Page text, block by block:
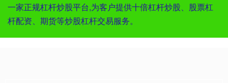
一家正规杠杆炒股平台,为客户提供十倍杠杆炒股、股票杠
杆配资、期货等炒股杠杆交易服务。